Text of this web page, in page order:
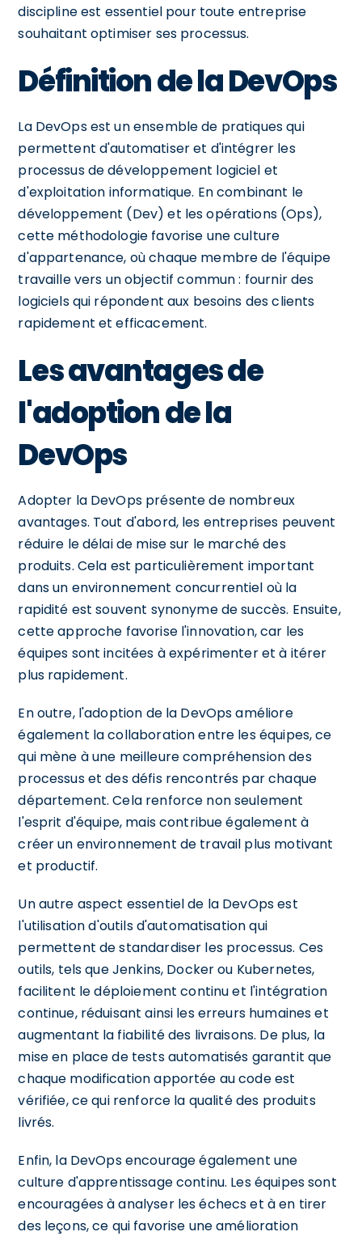
discipline est essentiel pour toute entreprise
souhaitant optimiser ses processus.
Définition de la DevOps
La DevOps est un ensemble de pratiques qui
permettent d'automatiser et d'intégrer les
processus de développement logiciel et
d'exploitation informatique. En combinant le
développement (Dev) et les opérations (Ops),
cette méthodologie favorise une culture
d'appartenance, où chaque membre de l'équipe
travaille vers un objectif commun : fournir des
logiciels qui répondent aux besoins des clients
rapidement et efficacement.
Les avantages de
l'adoption de la
DevOps
Adopter la DevOps présente de nombreux
avantages. Tout d'abord, les entreprises peuvent
réduire le délai de mise sur le marché des
produits. Cela est particulièrement important
dans un environnement concurrentiel où la
rapidité est souvent synonyme de succès. Ensuite,
cette approche favorise l'innovation, car les
équipes sont incitées à expérimenter et à itérer
plus rapidement.
En outre, l'adoption de la DevOps améliore
également la collaboration entre les équipes, ce
qui mène à une meilleure compréhension des
processus et des défis rencontrés par chaque
département. Cela renforce non seulement
l'esprit d'équipe, mais contribue également à
créer un environnement de travail plus motivant
et productif.
Un autre aspect essentiel de la DevOps est
l'utilisation d'outils d'automatisation qui
permettent de standardiser les processus. Ces
outils, tels que Jenkins, Docker ou Kubernetes,
facilitent le déploiement continu et l'intégration
continue, réduisant ainsi les erreurs humaines et
augmentant la fiabilité des livraisons. De plus, la
mise en place de tests automatisés garantit que
chaque modification apportée au code est
vérifiée, ce qui renforce la qualité des produits
livrés.
Enfin, la DevOps encourage également une
culture d'apprentissage continu. Les équipes sont
encouragées à analyser les échecs et à en tirer
des leçons, ce qui favorise une amélioration